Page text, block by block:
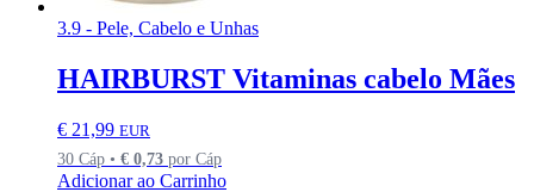
3.9 - Pele, Cabelo e Unhas
HAIRBURST Vitaminas cabelo Mães
€ 21,99 EUR
30 Cáp • € 0,73 por Cáp
Adicionar ao Carrinho